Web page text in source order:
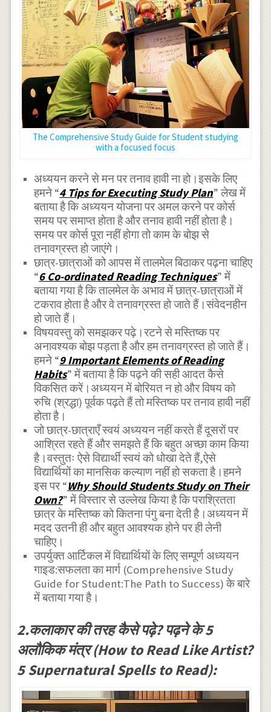
The Comprehensive Study Guide for Student studying
with a focused focus
अध्ययन करने से मन पर तनाव हावी ना हो।इसके लिए
हमने “4 Tips for Executing Study Plan” लेख में
बताया है कि अध्ययन योजना पर अमल करने पर कोर्स
समय पर समाप्त होता है और तनाव हावी नहीं होता है।
समय पर कोर्स पूरा नहीं होगा तो काम के बोझ से
तनावग्रस्त हो जाएंगे।
छात्र-छात्राओं को आपस में तालमेल बिठाकर पढ़ना चाहिए
“6 Co-ordinated Reading Techniques” में
बताया गया है कि तालमेल के अभाव में छात्र-छात्राओं में
टकराव होता है और वे तनावग्रस्त हो जाते हैं।संवेदनहीन
हो जाते हैं।
विषयवस्तु को समझकर पढ़े।रटने से मस्तिष्क पर
अनावश्यक बोझ पड़ता है और हम तनावग्रस्त हो जाते हैं।
हमने “9 Important Elements of Reading
Habits” में बताया है कि पढ़ने की सही आदत कैसे
विकसित करें।अध्ययन में बोरियत न हो और विषय को
रुचि (श्रद्धा) पूर्वक पढ़ते हैं तो मस्तिष्क पर तनाव हावी नहीं
होता है।
जो छात्र-छात्राएँ स्वयं अध्ययन नहीं करते हैं दूसरों पर
आश्रित रहते हैं और समझते हैं कि बहुत अच्छा काम किया
है।वस्तुतः ऐसे विद्यार्थी स्वयं को धोखा देते हैं,ऐसे
विद्यार्थियों का मानसिक कल्याण नहीं हो सकता है।हमने
इस पर “Why Should Students Study on Their
Own?” में विस्तार से उल्लेख किया है कि पराश्रितता
छात्र के मस्तिष्क को कितना पंगु बना देती है।अध्ययन में
मदद उतनी ही और बहुत आवश्यक होने पर ही लेनी
चाहिए।
उपर्युक्त आर्टिकल में विद्यार्थियों के लिए सम्पूर्ण अध्ययन
गाइड:सफलता का मार्ग (Comprehensive Study
Guide for Student:The Path to Success) के बारे
में बताया गया है।
2.कलाकार की तरह कैसे पढ़े? पढ़ने के 5
अलौकिक मंत्र (How to Read Like Artist?
5 Supernatural Spells to Read):